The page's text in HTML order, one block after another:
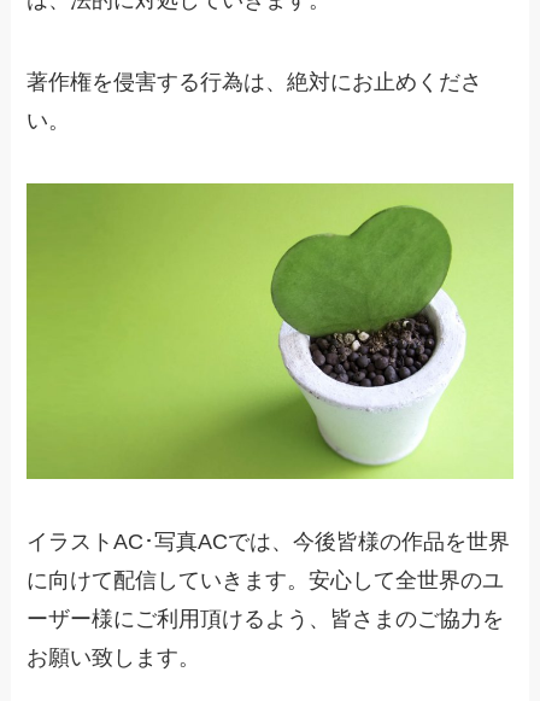
著作権を侵害する行為は、絶対にお止めくださ
い。
イラストAC･写真ACでは、今後皆様の作品を世界
に向けて配信していきます。安心して全世界のユ
ーザー様にご利用頂けるよう、皆さまのご協力を
お願い致します。